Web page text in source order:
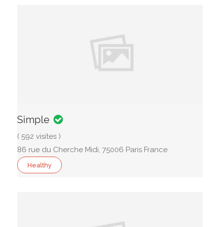
Simple
( 592 visites )
86 rue du Cherche Midi, 75006 Paris France
Healthy